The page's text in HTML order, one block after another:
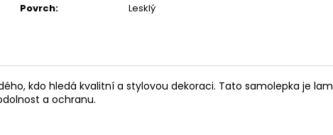
Povrch: Lesklý
kdo hledá kvalitní a stylovou dekoraci. Tato samolepka je
a ochranu.